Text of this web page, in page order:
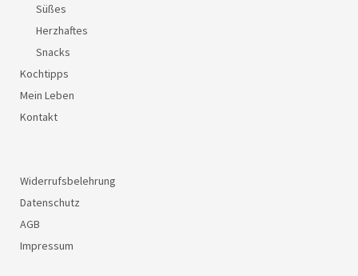
Süßes
Herzhaftes
Snacks
Kochtipps
Mein Leben
Kontakt
Widerrufsbelehrung
Datenschutz
AGB
Impressum